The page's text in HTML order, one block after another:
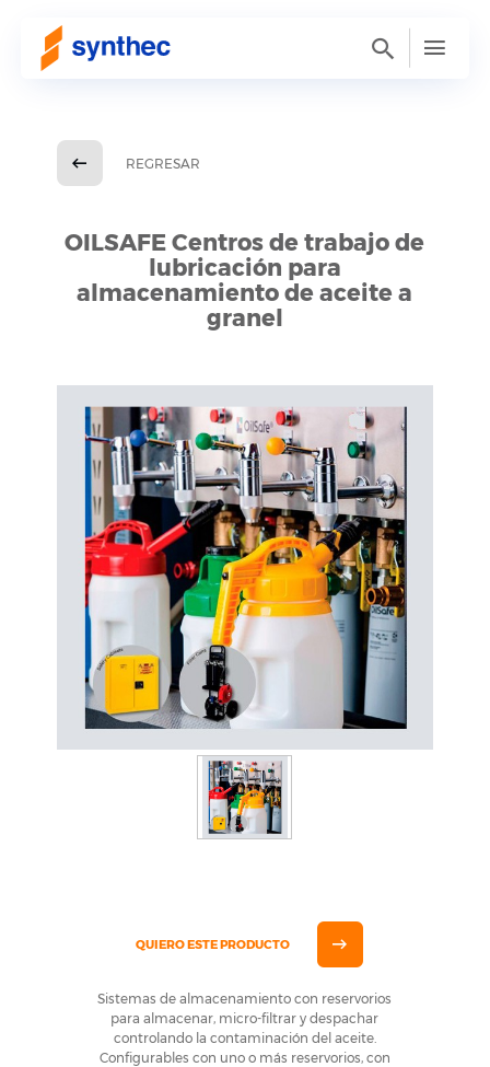
REGRESAR
OILSAFE Centros de trabajo de
lubricación para
almacenamiento de aceite a
granel
QUIERO ESTE PRODUCTO
Sistemas de almacenamiento con reservorios
para almacenar, micro-filtrar y despachar
controlando la contaminación del aceite.
Configurables con uno o más reservorios, con